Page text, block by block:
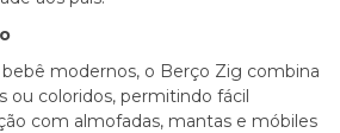
modernos, o Berço Zig combina
ou coloridos, permitindo fácil
com almofadas, mantas e móbiles